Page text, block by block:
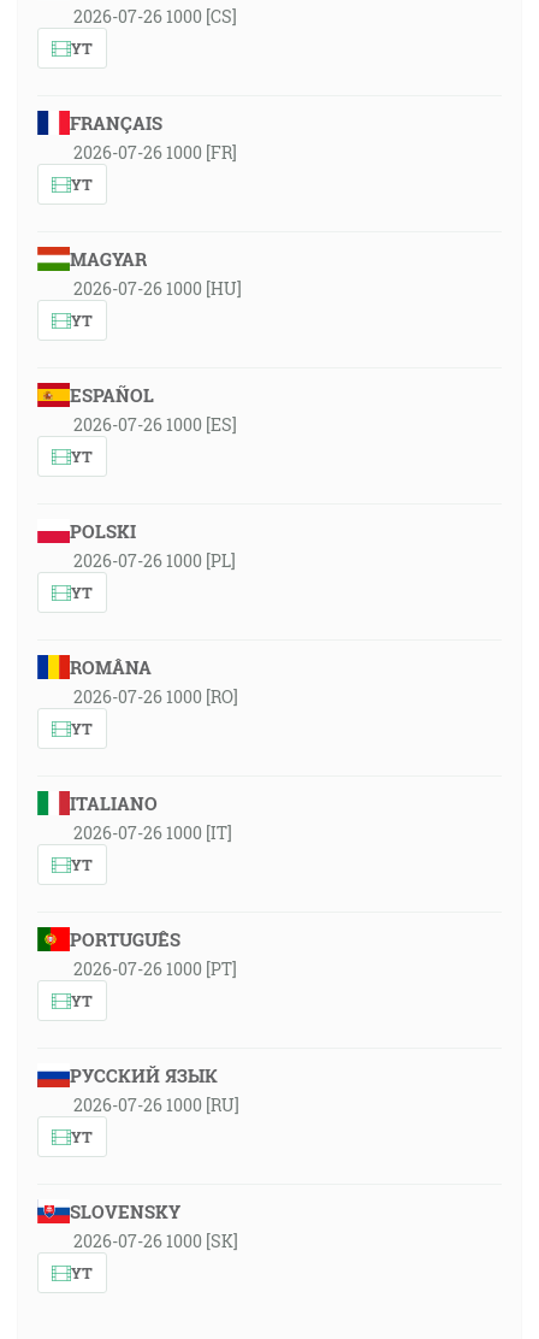
2026-07-26 1000 [CS]
YT
FRANÇAIS
2026-07-26 1000 [FR]
YT
MAGYAR
2026-07-26 1000 [HU]
YT
ESPAÑOL
2026-07-26 1000 [ES]
YT
POLSKI
2026-07-26 1000 [PL]
YT
ROMÂNA
2026-07-26 1000 [RO]
YT
ITALIANO
2026-07-26 1000 [IT]
YT
PORTUGUÊS
2026-07-26 1000 [PT]
YT
РУССКИЙ ЯЗЫК
2026-07-26 1000 [RU]
YT
SLOVENSKY
2026-07-26 1000 [SK]
YT